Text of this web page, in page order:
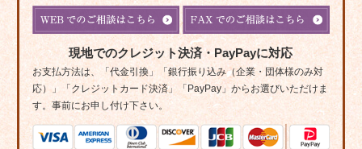
現地でのクレジット決済・PayPayに対応
お支払方法は、「代金引換」「銀行振り込み（企業・団体様のみ対
応）」「クレジットカード決済」「PayPay」からお選びいただけま
す。事前にお申し付け下さい。